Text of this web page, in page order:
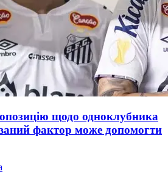
щодо одноклубника
фактор може допомогти